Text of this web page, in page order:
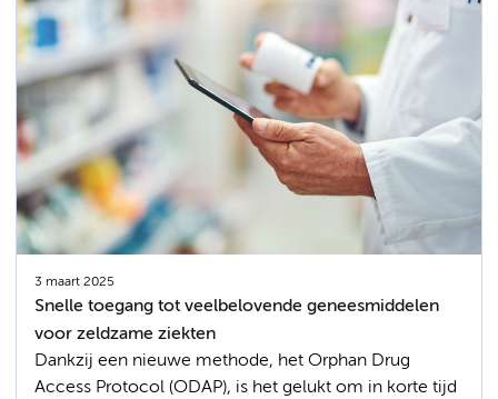
3 maart 2025
Snelle toegang tot veelbelovende geneesmiddelen
voor zeldzame ziekten
Dankzij een nieuwe methode, het Orphan Drug
Access Protocol (ODAP), is het gelukt om in korte tijd